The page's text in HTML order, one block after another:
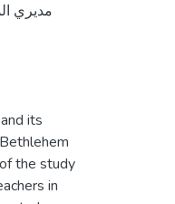
مديري
its
the study
in